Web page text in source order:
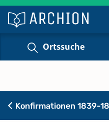
Ortssuche
Konfirmationen 1839-